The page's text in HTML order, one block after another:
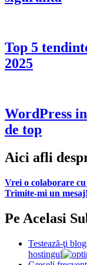
Top 5
2025
WordPress
de top
Aici afli
Vrei o colaborare cu
Trimite-mi un mesaj!
Pe Acelasi
Testează-ţi
hostingul